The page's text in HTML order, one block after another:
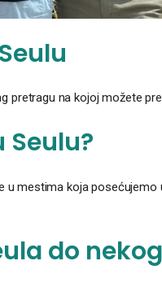
pretragu na kojoj možete
Seulu?
u mestima koja
do